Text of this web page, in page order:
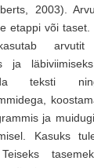
2003).
etappi või taset.
ja
teksti
ja
Kasuks
Teiseks